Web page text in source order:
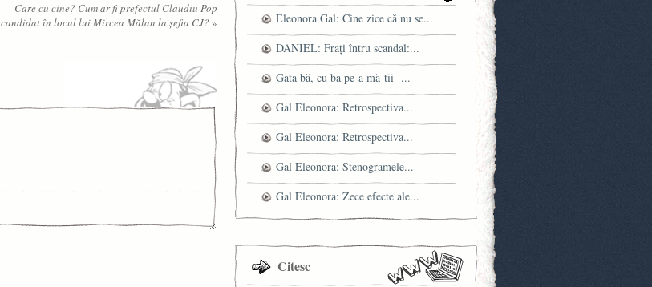
Care cu cine? Cum ar fi prefectul Claudiu Pop
candidat în locul lui Mircea Mălan la şefia CJ? »
Eleonora Gal: Cine zice că nu se...
DANIEL: Fraţi întru scandal:...
Gata bă, cu ba pe-a mă-tii -...
Gal Eleonora: Retrospectiva...
Gal Eleonora: Retrospectiva...
Gal Eleonora: Stenogramele...
Gal Eleonora: Zece efecte ale...
Citesc